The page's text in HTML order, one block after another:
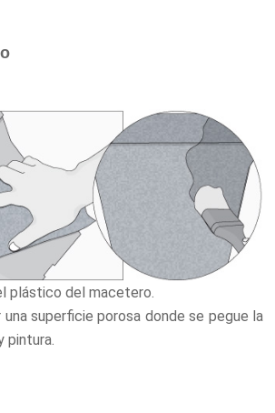
plástico del macetero.
superficie porosa donde se pegue la
pintura.